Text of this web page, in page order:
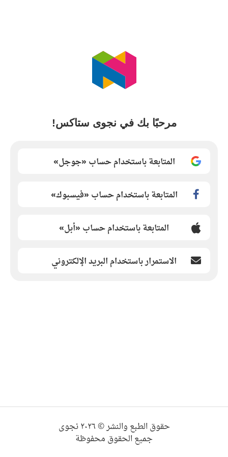
مرحبًا بك في نجوى ستاكس!
المتابعة باستخدام حساب «جوجل»
المتابعة باستخدام حساب «فيسبوك»
المتابعة باستخدام حساب «أبل»
الاستمرار باستخدام البريد الإلكتروني
حقوق الطبع والنشر © ٢٠٢٦ نجوى
جميع الحقوق محفوظة